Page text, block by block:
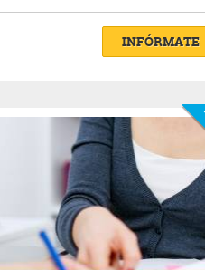
INFÓRMATE